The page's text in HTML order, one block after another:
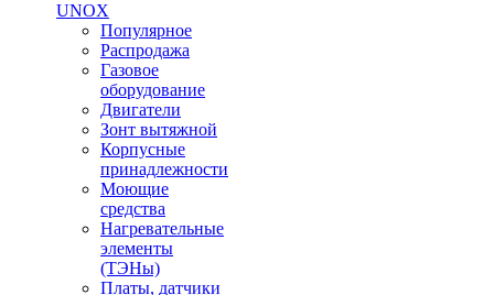
UNOX
Популярное
Распродажа
Газовое
оборудование
Двигатели
Зонт вытяжной
Корпусные
принадлежности
Моющие
средства
Нагревательные
элементы
(ТЭНы)
Платы, датчики